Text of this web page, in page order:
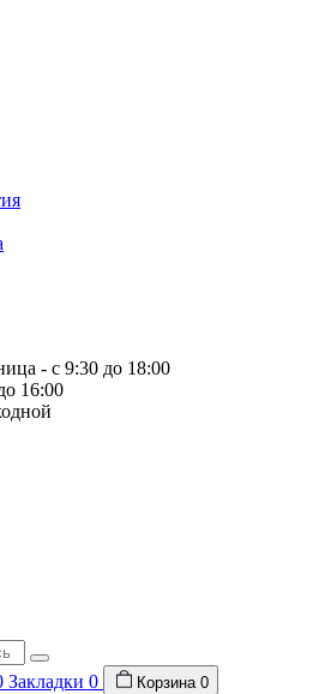
- с 9:30 до 18:00
16:00
Закладки 0 Корзина 0